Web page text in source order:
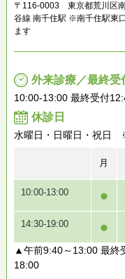
〒116-0003 東京都荒川区
谷線 南千住駅 ※南千住駅東
ます
外来診療／最終受
10:00-13:00 最終受付
休診日
水曜日・日曜日・祝日
月
10:00-13:00
14:30-19:00
▲午前9:40～13:00 最
18:00